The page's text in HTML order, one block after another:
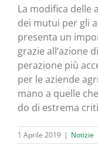
La modi­fi­ca del­le
dei mutui per gli
pre­sen­ta un
gra­zie all’azione
pe­ra­zio­ne più
per le azien­de
mano a quel­le
do di estre­ma
1 Aprile 2019 | Notizie